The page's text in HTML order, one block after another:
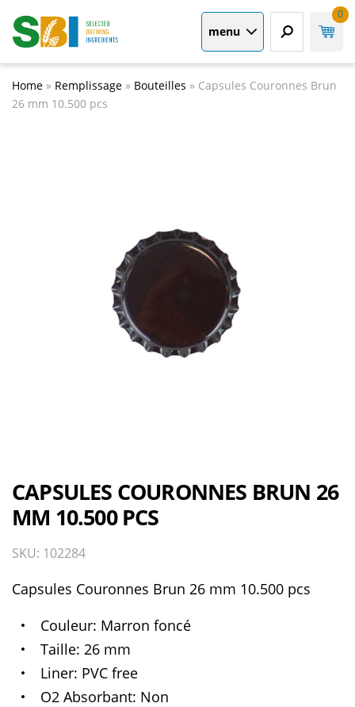
menu
0
Home » Remplissage » Bouteilles » Capsules Couronnes Brun
26 mm 10.500 pcs
CAPSULES COURONNES BRUN 26
MM 10.500 PCS
SKU: 102284
Capsules Couronnes Brun 26 mm 10.500 pcs
Couleur Marron foncé
Taille 26 mm
Liner PVC free
O2 Absorbant Non